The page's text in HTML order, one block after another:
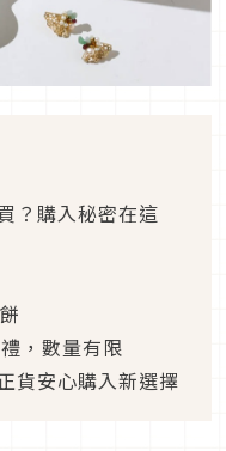
？購入秘密在這
，數量有限
貨安心購入新選擇